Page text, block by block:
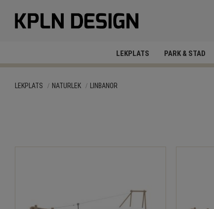
LEKPLATS PARK & STAD
LEKPLATS NATURLEK LINBANOR